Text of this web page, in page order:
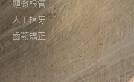
顯微根管
人工植牙
齒顎矯正